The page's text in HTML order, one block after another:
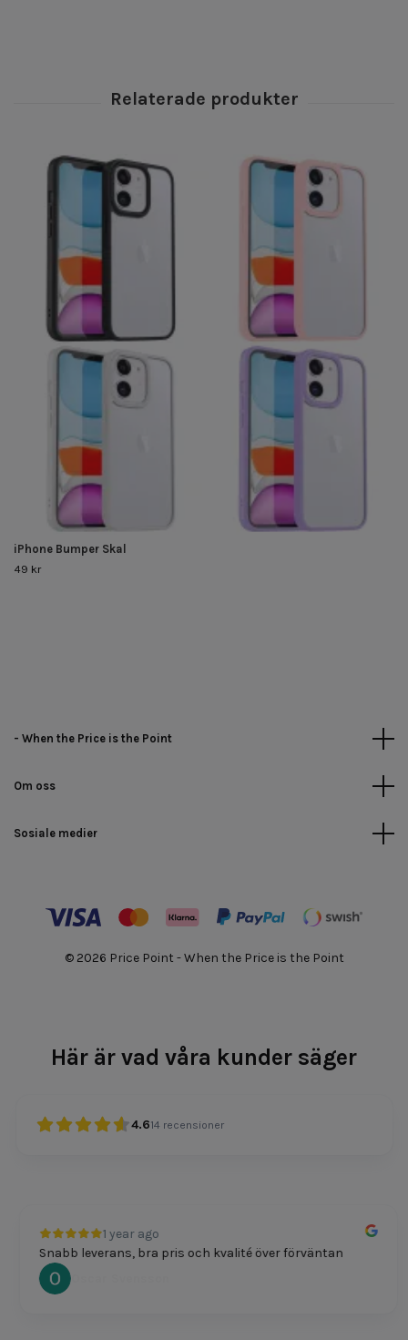
iPhone Bumper Skal
49 kr
- When the Price is the Point
Om oss
Sosiale medier
© 2026 Price Point - When the Price is the Point
Här är vad våra kunder säger
4.614 recensioner
1 year ago
Snabb leverans, bra pris och kvalité över förväntan
Oscar Svensson